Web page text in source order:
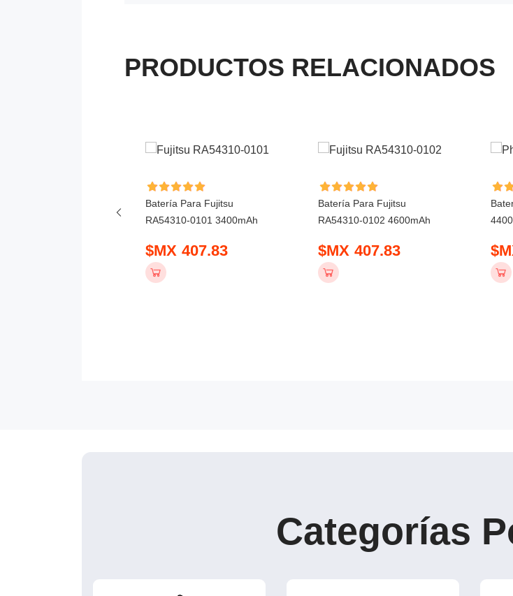
PRODUCTOS RELACIONADOS
Batería Para Fujitsu
RA54310-0101 3400mAh
$MX 407.83
Batería Para Fujitsu
RA54310-0102 4600mAh
$MX 407.83
Categorías